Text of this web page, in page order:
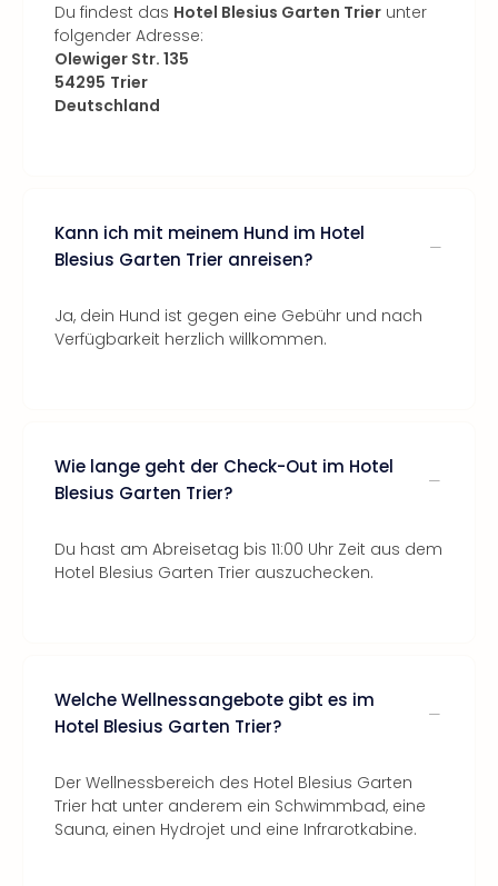
Du findest das Hotel Blesius Garten Trier unter
folgender Adresse:
Olewiger Str. 135
54295 Trier
Deutschland
Kann ich mit meinem Hund im Hotel
Blesius Garten Trier anreisen?
Ja, dein Hund ist gegen eine Gebühr und nach
Verfügbarkeit herzlich willkommen.
Wie lange geht der Check-Out im Hotel
Blesius Garten Trier?
Du hast am Abreisetag bis 11:00 Uhr Zeit aus dem
Hotel Blesius Garten Trier auszuchecken.
Welche Wellnessangebote gibt es im
Hotel Blesius Garten Trier?
Der Wellnessbereich des Hotel Blesius Garten
Trier hat unter anderem ein Schwimmbad, eine
Sauna, einen Hydrojet und eine Infrarotkabine.